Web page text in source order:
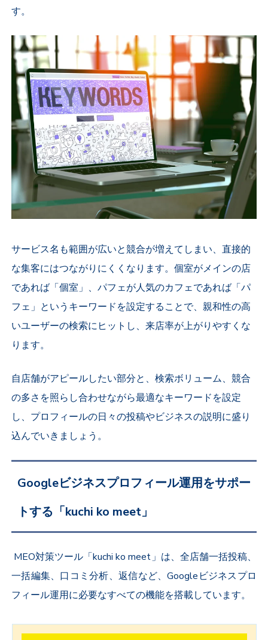
す。
サービス名も範囲が広いと競合が増えてしまい、直接的
な集客にはつながりにくくなります。個室がメインの店
であれば「個室」、パフェが人気のカフェであれば「パ
フェ」というキーワードを設定することで、親和性の高
いユーザーの検索にヒットし、来店率が上がりやすくな
ります。
自店舗がアピールしたい部分と、検索ボリューム、競合
の多さを照らし合わせながら最適なキーワードを設定
し、プロフィールの日々の投稿やビジネスの説明に盛り
込んでいきましょう。
Googleビジネスプロフィール運用をサポー
トする「kuchi ko meet」
MEO対策ツール「kuchi ko meet」は、全店舗一括投稿、
一括編集、口コミ分析、返信など、Googleビジネスプロ
フィール運用に必要なすべての機能を搭載しています。